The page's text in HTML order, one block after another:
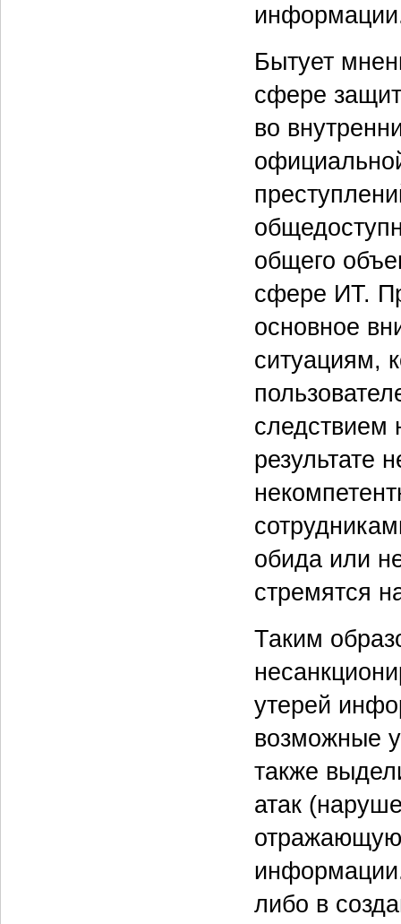
Бытует
сфере
во
общего
сфере ИТ.
основное
ситуациям,
результате
обида или
стремятся
Таким
утерей
возможные
также
атак
отражающую
либо в